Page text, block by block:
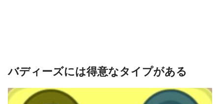
バディーズには得意なタイプがある